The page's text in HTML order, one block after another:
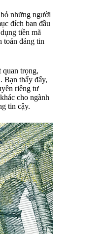
những người
đích ban đầu
tiền mã
toán đáng tin
quan trọng,
Bạn thấy đấy,
riêng tư
cho ngành
tin cậy.